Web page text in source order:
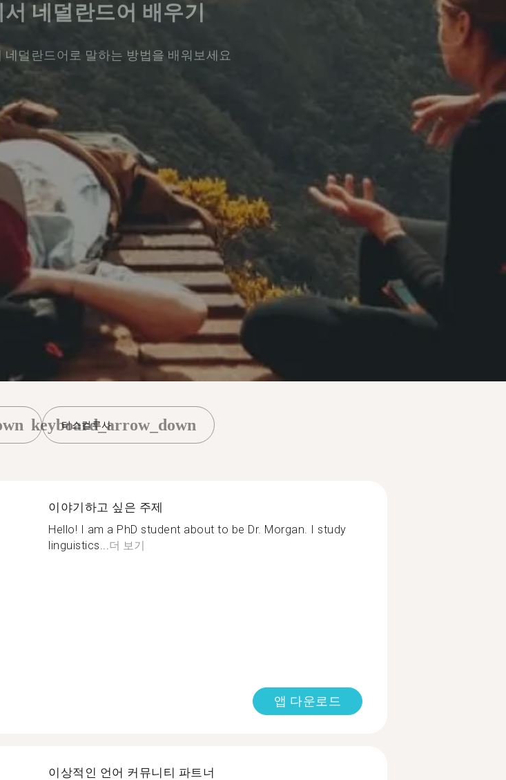
네덜란드어 배우기
덜란드어로 말하는 방법을 배워보세요
터스컬루사
keyboard_arrow_down
이야기하고 싶은 주제
Hello! I am a PhD student about to be Dr. Morgan. I study
linguistics...더 보기
앱 다운로드
이상적인 언어 커뮤니티 파트너